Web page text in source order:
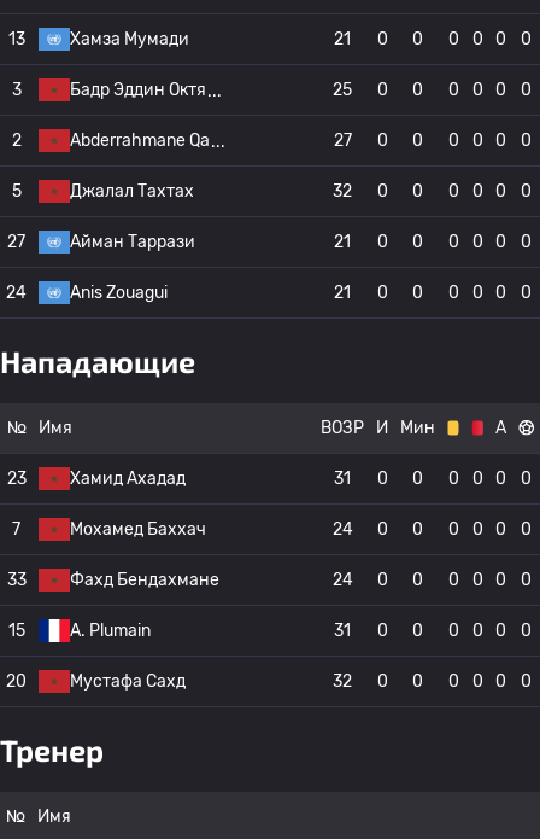
13 Хамза Мумади 21 0 0 0 0 0 0
3 Бадр Эддин Октя 25 0 0 0 0 0 0
2 Abderrahmane Qa 27 0 0 0 0 0 0
5 Джалал Тахтах 32 0 0 0 0 0 0
27 Айман Таррази 21 0 0 0 0 0 0
24 Anis Zouagui 21 0 0 0 0 0 0
Нападающие
№ Имя ВОЗР И Мин А
23 Хамид Ахадад 31 0 0 0 0 0 0
7 Мохамед Баххач 24 0 0 0 0 0 0
33 Фахд Бендахмане 24 0 0 0 0 0 0
15 A. Plumain 31 0 0 0 0 0 0
20 Мустафа Сахд 32 0 0 0 0 0 0
Тренер
№ Имя